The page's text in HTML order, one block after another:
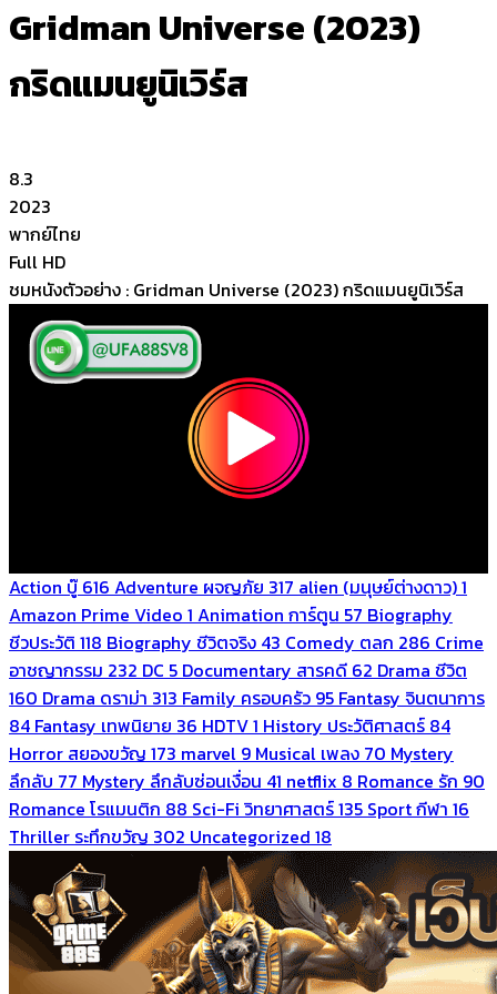
Gridman Universe (2023)
กริดแมนยูนิเวิร์ส
8.3
2023
พากย์ไทย
Full HD
ชมหนังตัวอย่าง : Gridman Universe (2023) กริดแมนยูนิเวิร์ส
Action บู๊ 616 Adventure ผจญภัย 317 alien (มนุษย์ต่างดาว)1
Amazon Prime Video 1 Animation การ์ตูน 57 Biography
ชีวประวัติ 118 Biography ชีวิตจริง 43 Comedy ตลก 286 Crime
อาชญากรรม 232 DC 5 Documentary สารคดี 62 Drama ชีวิต
160 Drama ดราม่า 313 Family ครอบครัว 95 Fantasy จินตนาการ
84 Fantasy เทพนิยาย 36 HDTV1 History ประวัติศาสตร์ 84
Horror สยองขวัญ 173 marvel 9 Musical เพลง 70 Mystery
ลึกลับ 77 Mystery ลึกลับซ่อนเงื่อน 41 netflix 8 Romance รัก 90
Romance โรแมนติก 88 Sci-Fi วิทยาศาสตร์135 Sport กีฬา 16
Thriller ระทึกขวัญ 302 Uncategorized 18